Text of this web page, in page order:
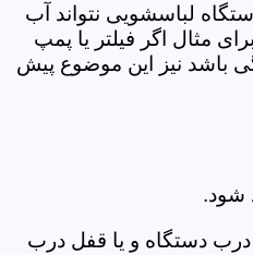
لباسشویی نتواند آب
مثال اگر فیلتر یا پمپ
باشد نیز این موضوع پیش
شود.
دستگاه و یا قفل درب